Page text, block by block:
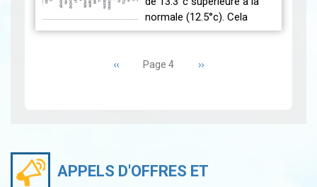
normale (12.5°c). Cela
indique un mois
que la moyenne. L’analyse
Page
précédente
‹‹ Page 4 Page
››
APPELS D'OFFRES ET